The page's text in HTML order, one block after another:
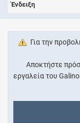
Ένδειξη
Για την
Αποκτήστε
εργαλεία του